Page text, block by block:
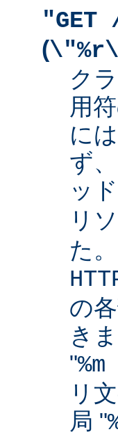
(
ク
用
に
ず
ッ
リ
た
の
き
"%m
リ
局 "